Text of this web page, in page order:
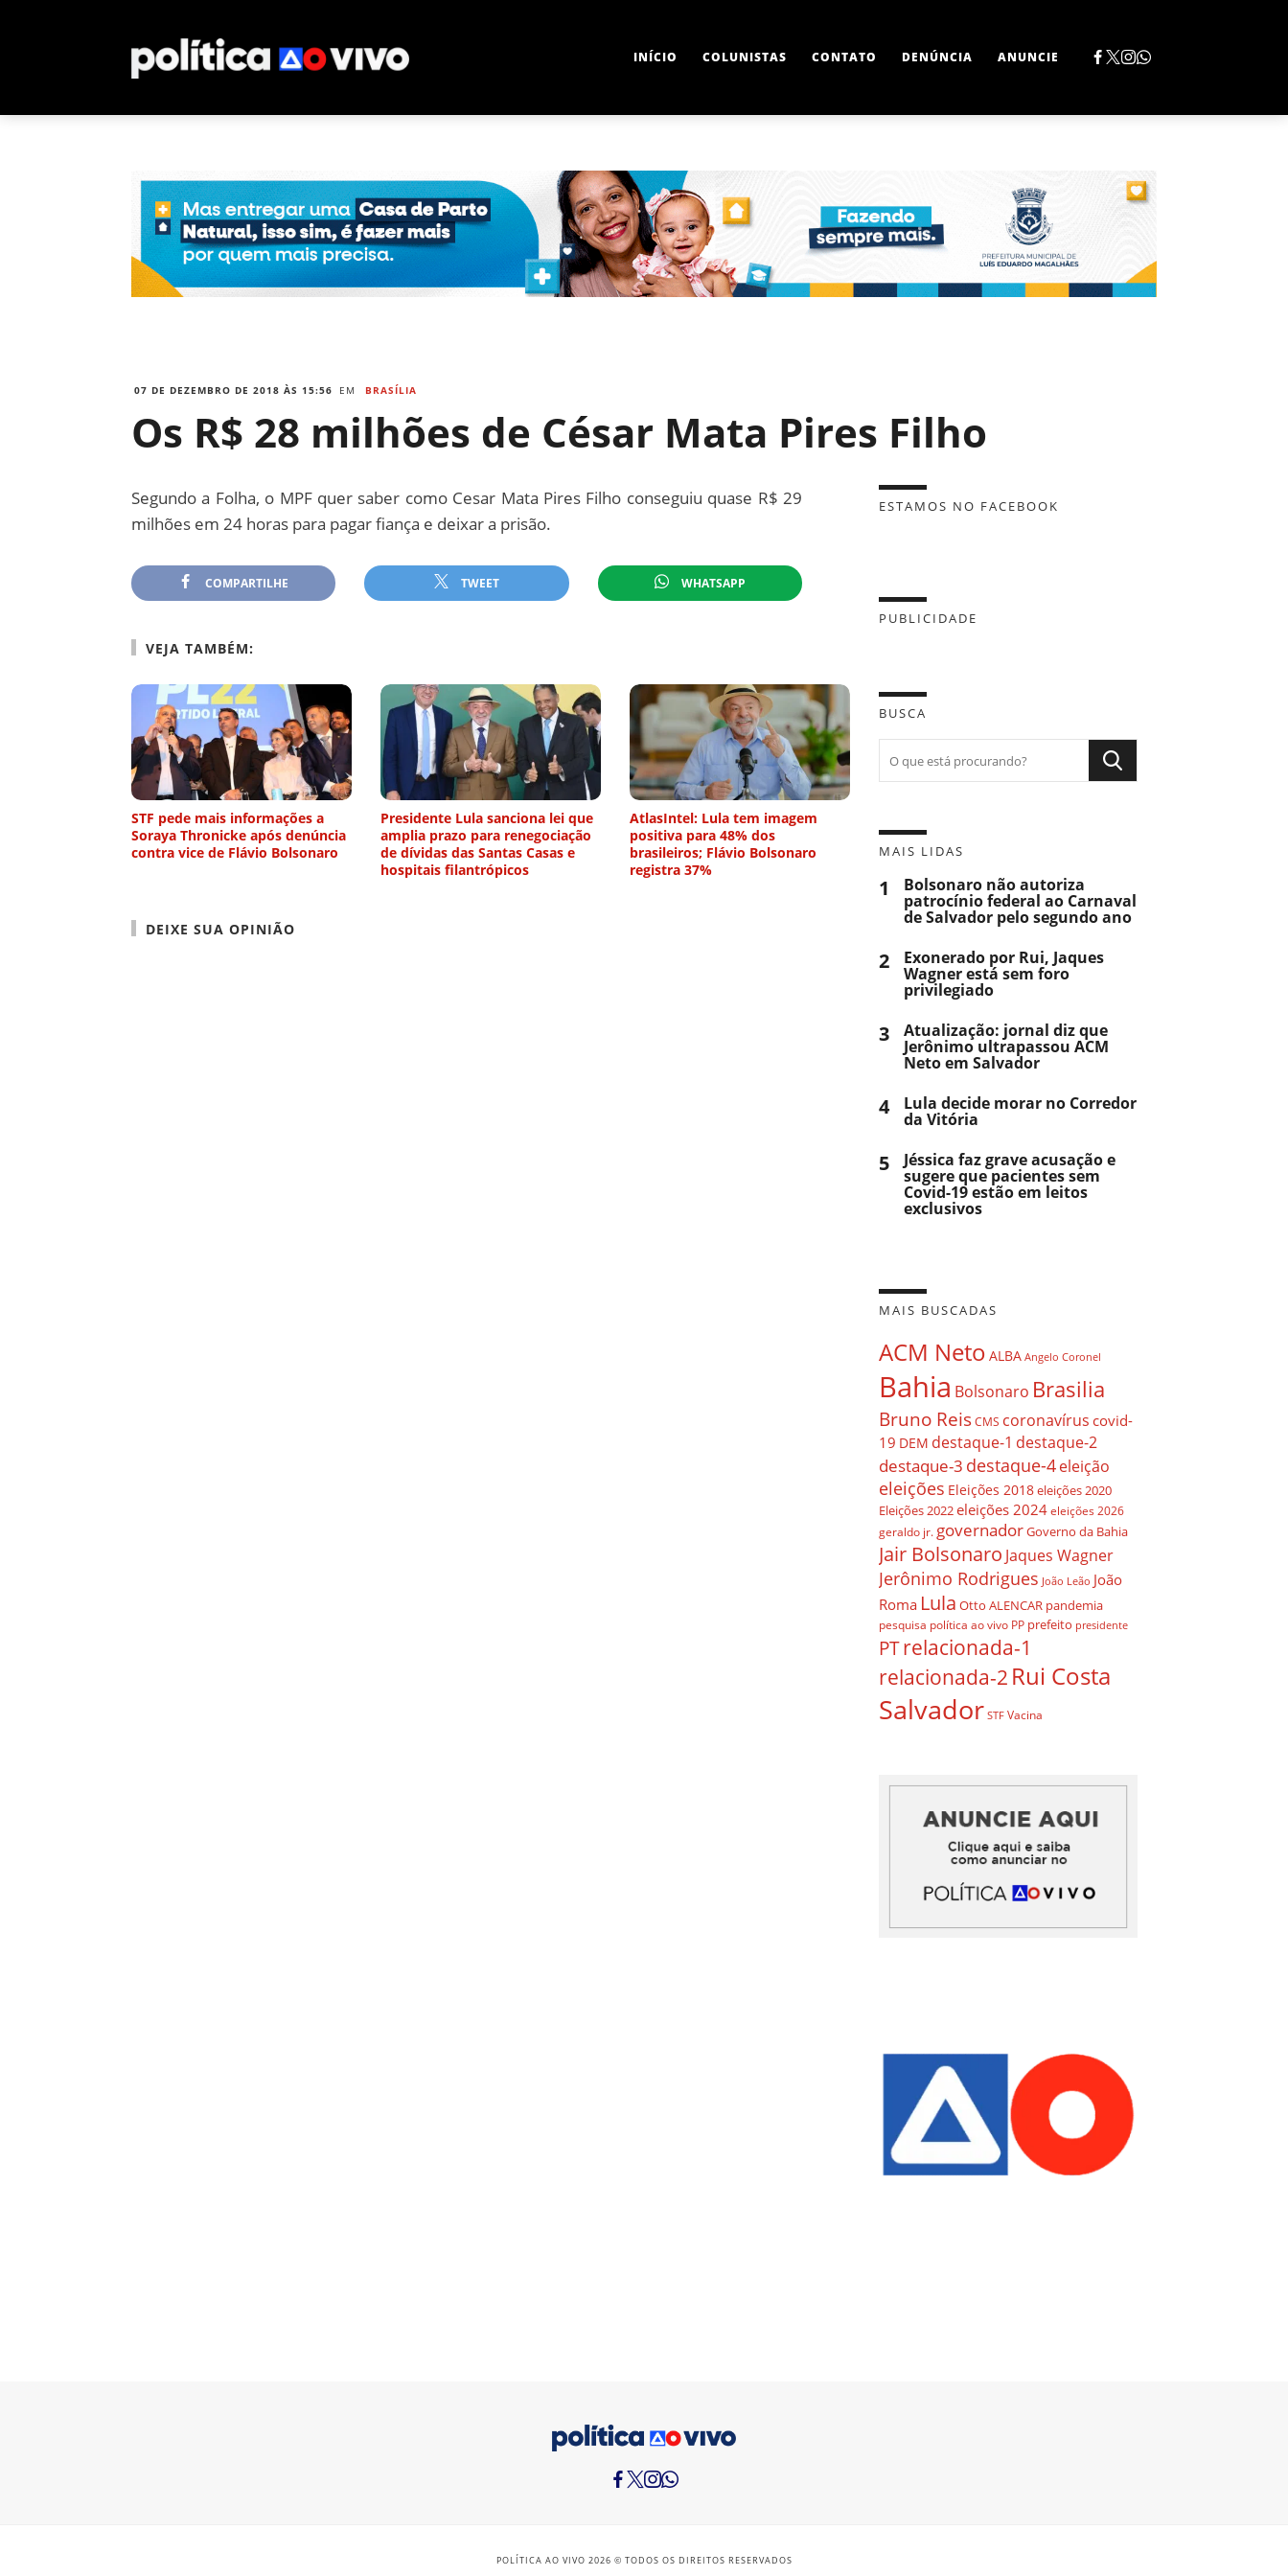
INÍCIO COLUNISTAS CONTATO DENÚNCIA ANUNCIE
07 DE DEZEMBRO DE 2018 ÀS 15:56 EM BRASÍLIA
Os R$ 28 milhões de César Mata Pires Filho
Segundo a Folha, o MPF quer saber como Cesar Mata Pires Filho conseguiu quase R$ 29
milhões em 24 horas para pagar fiança e deixar a prisão.
COMPARTILHE TWEET WHATSAPP
VEJA TAMBÉM:
STF pede mais informações a
Soraya Thronicke após denúncia
contra vice de Flávio Bolsonaro
Presidente Lula sanciona lei que
amplia prazo para renegociação
de dívidas das Santas Casas e
hospitais filantrópicos
AtlasIntel: Lula tem imagem
positiva para 48% dos
brasileiros; Flávio Bolsonaro
registra 37%
DEIXE SUA OPINIÃO
ESTAMOS NO FACEBOOK
PUBLICIDADE
BUSCA
MAIS LIDAS
1 Bolsonaro não autoriza
patrocínio federal ao Carnaval
de Salvador pelo segundo ano
2 Exonerado por Rui, Jaques
Wagner está sem foro
privilegiado
3 Atualização: jornal diz que
Jerônimo ultrapassou ACM
Neto em Salvador
4 Lula decide morar no Corredor
da Vitória
5 Jéssica faz grave acusação e
sugere que pacientes sem
Covid-19 estão em leitos
exclusivos
MAIS BUSCADAS
ACM Neto ALBA Angelo Coronel
Bahia Bolsonaro Brasilia
Bruno ReisCMS coronavírus covid-
19 DEM destaque-1 destaque-2
destaque-3 destaque-4eleição
eleições Eleições 2018eleições 2020
Eleições 2022eleições 2024 eleições 2026
geraldo jr. governadorGoverno da Bahia
Jair Bolsonaro Jaques Wagner
Jerônimo Rodrigues João Leão João
Roma Lula Otto ALENCAR pandemia
pesquisa política ao vivo PP prefeito presidente
PTrelacionada-1
relacionada-2 Rui Costa
Salvador STF Vacina
POLÍTICA AO VIVO 2026 © TODOS OS DIREITOS RESERVADOS